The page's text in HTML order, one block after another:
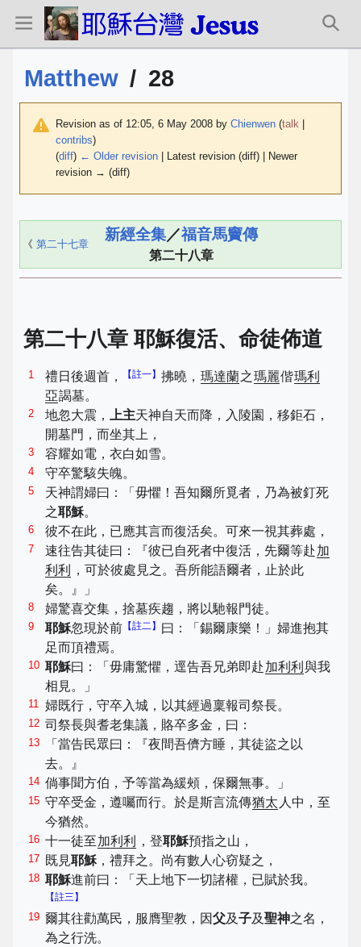
Matthew / 28
Revision as of 12:05, 6 May 2008 by Chienwen (talk
contribs)
(diff) ← Older revision | Latest revision (diff) | Newer
revision → (diff)
《 第二十七章
新經全集／福音馬竇傳
第二十八章
第二十八章 耶穌復活、命徒佈道
1 禮日後週首， 【註一】拂曉， 瑪達蘭之瑪麗偕瑪利
亞謁墓。
2 地忽大震，上主天神自天而降，入陵園，移鉅石，
開墓門，而坐其上，
3 容耀如電，衣白如雪。
4 守卒驚駭失魄。
5
天神謂婦曰：「毋懼！吾知爾所覓者，乃為被釘死
之耶穌。
6 彼不在此，已應其言而復活矣。可來一視其葬處，
7 速往告其徒曰：『彼已自死者中復活，先爾等赴 加
利利
，可於彼處見之。吾所能語爾者，止於此
矣。』」
8 婦驚喜交集，捨墓疾趨，將以馳報門徒。
9 耶穌忽現於前 【註二】 曰：「錫爾康樂！」婦進抱其
足而頂禮焉。
10 耶穌曰：「毋庸驚懼，逕告吾兄弟即赴 加利利 與我
相見。」
11 婦既行，守卒入城，以其經過稟報司祭長。
12 司祭長與耆老集議，賂卒多金，曰：
13
「當告民眾曰：『夜間吾儕方睡，其徒盜之以
去。』
14 倘事聞方伯，予等當為緩頰，保爾無事。」
15 守卒受金，遵囑而行。於是斯言流傳猶太 人中，至
今猶然。
16 十一徒至加利利 ，登耶穌預指之山，
17 既見耶穌，禮拜之。尚有數人心窃疑之，
18 耶穌進前曰：「天上地下一切諸權，已賦於我。
【註三】
19 爾其往勸萬民，服膺聖教，因父及子及聖神之名，
為之行洗。